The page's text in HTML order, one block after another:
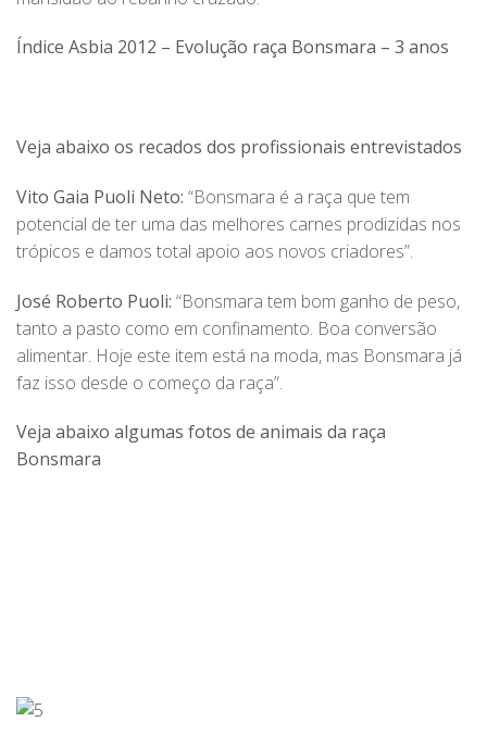
Índice Asbia 2012 – Evolução raça Bonsmara – 3 anos
Veja abaixo os recados dos profissionais entrevistados
Vito Gaia Puoli Neto: “Bonsmara é a raça que tem
potencial de ter uma das melhores carnes prodizidas nos
trópicos e damos total apoio aos novos criadores”.
José Roberto Puoli: “Bonsmara tem bom ganho de peso,
tanto a pasto como em confinamento. Boa conversão
alimentar. Hoje este item está na moda, mas Bonsmara já
faz isso desde o começo da raça”.
Veja abaixo algumas fotos de animais da raça
Bonsmara